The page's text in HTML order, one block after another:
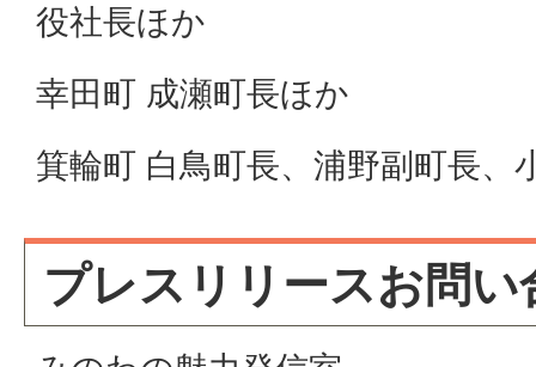
役社長ほか
幸田町 成瀬町長ほか
箕輪町 白鳥町長、浦野副町長、
プレスリリースお問い